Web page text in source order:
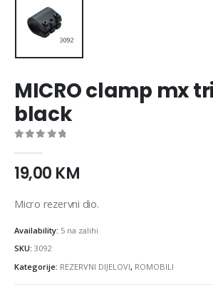
MICRO clamp mx
black
19,00 KM
Micro rezervni dio.
Availability: 5 na zalihi
SKU: 3092
Kategorije: REZERVNI DIJELOVI, ROMOBILI